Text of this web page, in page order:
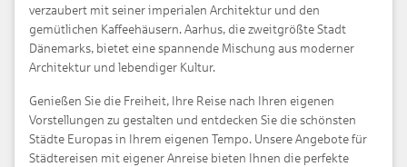
verzaubert mit seiner imperialen Architektur und den
gemütlichen Kaffeehäusern. Aarhus, die zweitgrößte Stadt
Dänemarks, bietet eine spannende Mischung aus moderner
Architektur und lebendiger Kultur.
Genießen Sie die Freiheit, Ihre Reise nach Ihren eigenen
Vorstellungen zu gestalten und entdecken Sie die schönsten
Städte Europas in Ihrem eigenen Tempo. Unsere Angebote für
Städtereisen mit eigener Anreise bieten Ihnen die perfekte